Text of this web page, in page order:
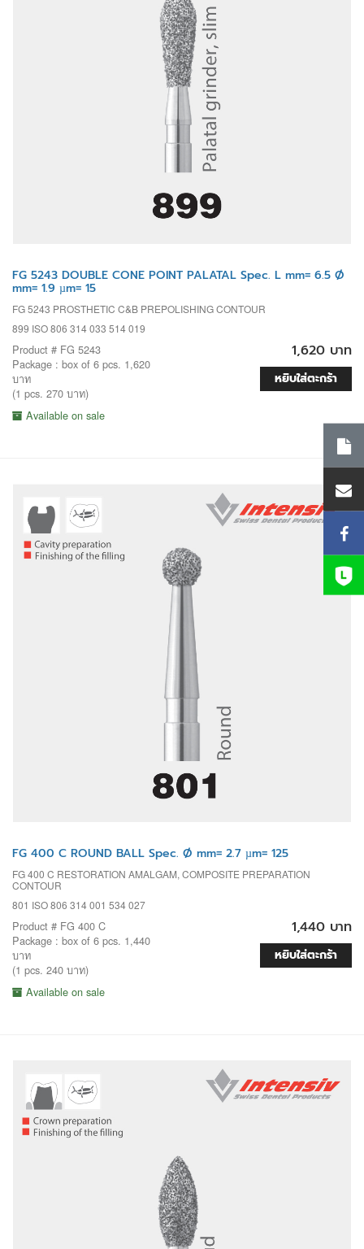
FG 5243 DOUBLE CONE POINT PALATAL Spec. L mm= 6.5 Ø
mm= 1.9 µm= 15
FG 5243 PROSTHETIC C&B PREPOLISHING CONTOUR
899 ISO 806 314 033 514 019
Product # FG 5243
Package : box of 6 pcs. 1,620
บาท
(1 pcs. 270 บาท)
Available on sale
1,620 บาท
หยิบใส่ตะกร้า
FG 400 C ROUND BALL Spec. Ø mm= 2.7 µm= 125
FG 400 C RESTORATION AMALGAM, COMPOSITE PREPARATION
CONTOUR
801 ISO 806 314 001 534 027
Product # FG 400 C
Package : box of 6 pcs. 1,440
บาท
(1 pcs. 240 บาท)
Available on sale
1,440 บาท
หยิบใส่ตะกร้า